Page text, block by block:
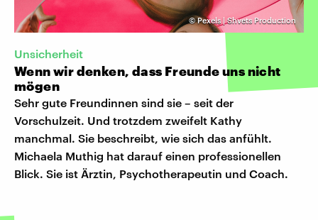
©Pexels | Shvets Production
Unsicherheit
Wenn wir denken, dass Freunde uns nicht
mögen
Sehr gute Freundinnen sind sie – seit der
Vorschulzeit. Und trotzdem zweifelt Kathy
manchmal. Sie beschreibt, wie sich das anfühlt.
Michaela Muthig hat darauf einen professionellen
Blick. Sie ist Ärztin, Psychotherapeutin und Coach.